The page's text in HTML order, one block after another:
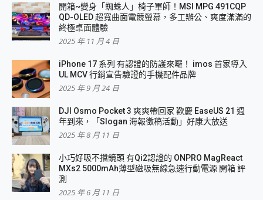
開箱~變身「蜘蛛人」椅子軍師！MSI MPG 491CQP
QD-OLED 超寬曲面電競螢幕，多工辦公、爽度滿滿的
終極桌面體驗
2025 年 11 月 4 日
iPhone 17 系列 有認證的防護來囉！ imos 首家導入
UL MCV 行銷宣告驗證的手機配件品牌
2025 年 9 月 24 日
DJI Osmo Pocket 3 爽爽帶回家 歡慶 EaseUS 21 週
年到來，「Slogan 海報徵稿活動」好康大放送
2025 年 8 月 11 日
小巧好吸不擋鏡頭 有Qi2認證的 ONPRO MagReact
MXs2 5000mAh薄型磁吸無線急速行動電源 開箱 評
測
2025 年 6 月 11 日